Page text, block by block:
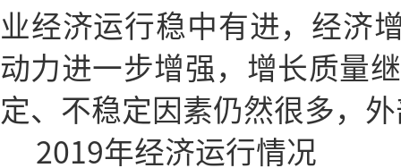
业经济运行稳中有进，经济
动力进一步增强，增长质量
定、不稳定因素仍然很多，
2019年经济运行情况